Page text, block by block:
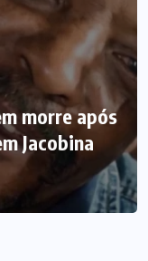
morre após
Jacobina